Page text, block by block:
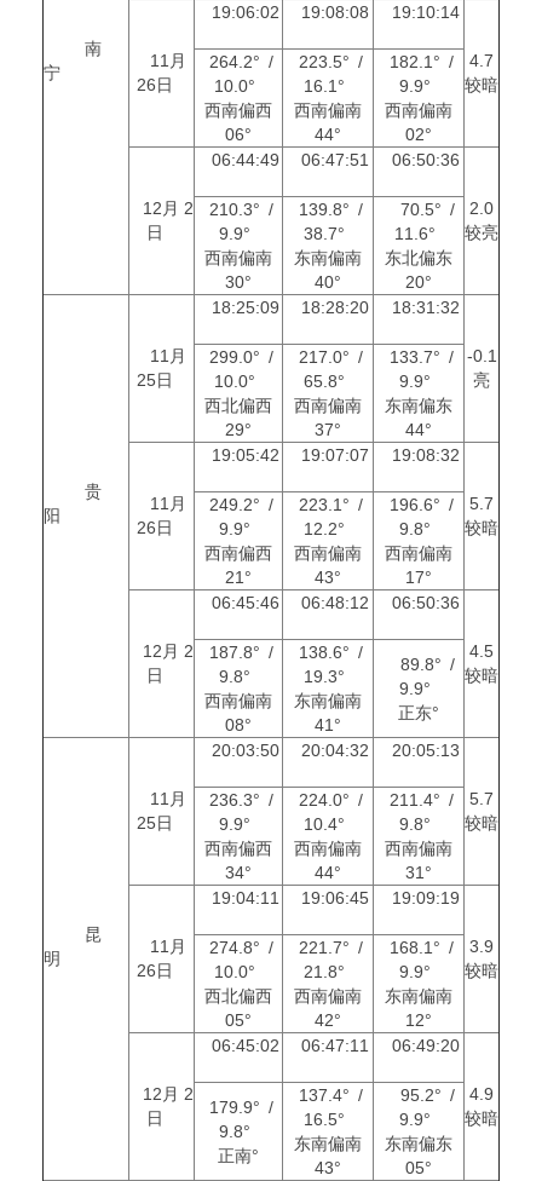
南
宁
11月
26日
19:06:02 19:08:08 19:10:14
4.7
较暗
264.2° /
10.0°
西南偏西
06°
223.5° /
16.1°
西南偏南
44°
182.1° /
9.9°
西南偏南
02°
12月 2
日
06:44:49 06:47:51 06:50:36
2.0
较亮
210.3° /
9.9°
西南偏南
30°
139.8° /
38.7°
东南偏南
40°
70.5° /
11.6°
东北偏东
20°
贵
阳
11月
25日
18:25:09 18:28:20 18:31:32
-0.1
亮
299.0° /
10.0°
西北偏西
29°
217.0° /
65.8°
西南偏南
37°
133.7° /
9.9°
东南偏东
44°
11月
26日
19:05:42 19:07:07 19:08:32
5.7
较暗
249.2° /
9.9°
西南偏西
21°
223.1° /
12.2°
西南偏南
43°
196.6° /
9.8°
西南偏南
17°
12月 2
日
06:45:46 06:48:12 06:50:36
4.5
较暗
187.8° /
9.8°
西南偏南
08°
138.6° /
19.3°
东南偏南
41°
89.8° /
9.9°
正东°
昆
明
11月
25日
20:03:50 20:04:32 20:05:13
5.7
较暗
236.3° /
9.9°
西南偏西
34°
224.0° /
10.4°
西南偏南
44°
211.4° /
9.8°
西南偏南
31°
11月
26日
19:04:11 19:06:45 19:09:19
3.9
较暗
274.8° /
10.0°
西北偏西
05°
221.7° /
21.8°
西南偏南
42°
168.1° /
9.9°
东南偏南
12°
12月 2
日
06:45:02 06:47:11 06:49:20
4.9
较暗
179.9° /
9.8°
正南°
137.4° /
16.5°
东南偏南
43°
95.2° /
9.9°
东南偏东
05°